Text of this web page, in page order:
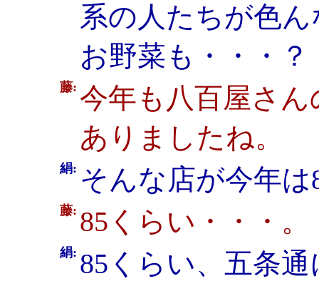
系の人たちが色
お野菜も・・・？
藤: 今年も八百屋さ
ありましたね。
絹: そんな店が今年は
藤: 85くらい・・・。
絹: 85くらい、五条